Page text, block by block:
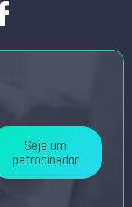
Seja um
patrocinador